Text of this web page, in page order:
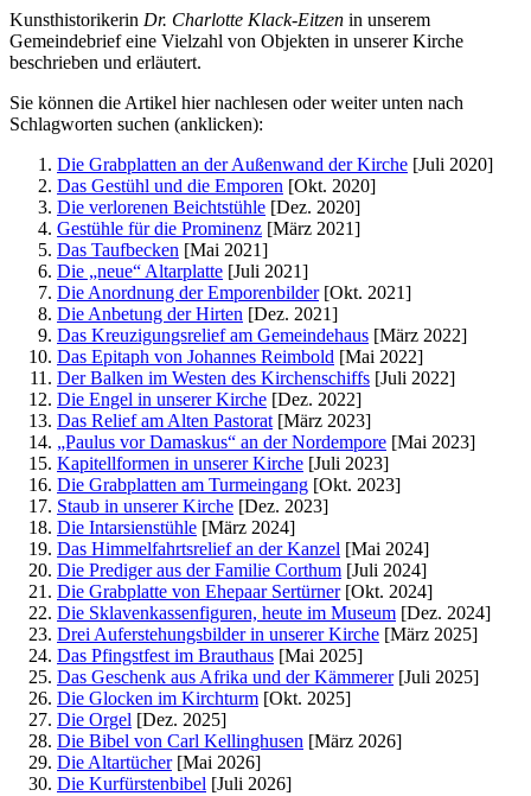
Kunsthistorikerin Dr. Charlotte Klack-Eitzen in unserem
Gemeindebrief eine Vielzahl von Objekten in unserer Kirche
beschrieben und erläutert.
Sie können die Artikel hier nachlesen oder weiter unten nach
Schlagworten suchen (anklicken):
Die Grabplatten an der Außenwand der Kirche [Juli 2020]
Das Gestühl und die Emporen [Okt. 2020]
Die verlorenen Beichtstühle [Dez. 2020]
Gestühle für die Prominenz [März 2021]
Das Taufbecken [Mai 2021]
Die „neue“ Altarplatte [Juli 2021]
Die Anordnung der Emporenbilder[Okt. 2021]
Die Anbetung der Hirten [Dez. 2021]
Das Kreuzigungsrelief am Gemeindehaus [März 2022]
Das Epitaph von Johannes Reimbold [Mai 2022]
Der Balken im Westen des Kirchenschiffs [Juli 2022]
Die Engel in unserer Kirche [Dez. 2022]
Das Relief am Alten Pastorat [März 2023]
„Paulus vor Damaskus“ an der Nordempore [Mai 2023]
Kapitellformen in unserer Kirche [Juli 2023]
Die Grabplatten am Turmeingang [Okt. 2023]
Staub in unserer Kirche [Dez. 2023]
Die Intarsienstühle [März 2024]
Das Himmelfahrtsrelief an der Kanzel [Mai 2024]
Die Prediger aus der Familie Corthum [Juli 2024]
Die Grabplatte von Ehepaar Sertürner[Okt. 2024]
Die Sklavenkassenfiguren, heute im Museum [Dez. 2024]
Drei Auferstehungsbilder in unserer Kirche [März 2025]
Das Pfingstfest im Brauthaus [Mai 2025]
Das Geschenk aus Afrika und der Kämmerer[Juli 2025]
Die Glocken im Kirchturm [Okt. 2025]
Die Orgel [Dez. 2025]
Die Bibel von Carl Kellinghusen [März 2026]
Die Altartücher[Mai 2026]
Die Kurfürstenbibel [Juli 2026]